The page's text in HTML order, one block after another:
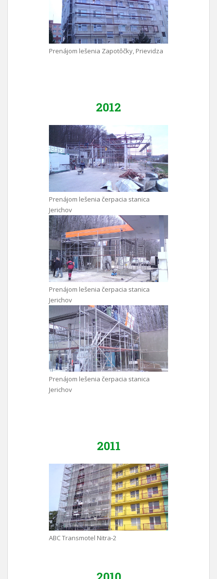
Prenájom lešenia Zapotôčky, Prievidza
2012
Prenájom lešenia čerpacia stanica
Jerichov
Prenájom lešenia čerpacia stanica
Jerichov
Prenájom lešenia čerpacia stanica
Jerichov
2011
ABC Transmotel Nitra-2